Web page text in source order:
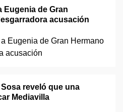
Eugenia de Gran
acusación
reveló que una
Mediavilla